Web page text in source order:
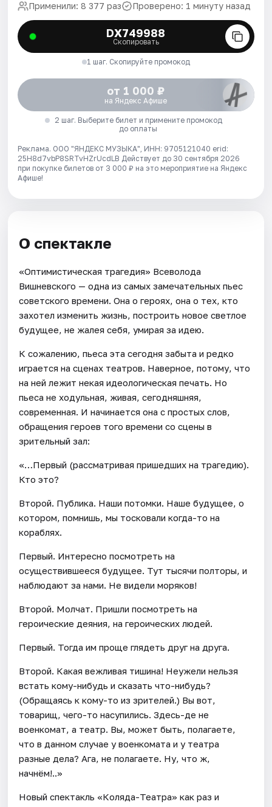
Применили: 8 377 раз Проверено: 1 минуту назад
DX749988
Скопировать
1 шаг. Скопируйте промокод
от 1 000 ₽
на Яндекс Афише
2 шаг. Выберите билет и примените промокод
до оплаты
Реклама. ООО "ЯНДЕКС МУЗЫКА", ИНН: 9705121040 erid:
25H8d7vbP8SRTvHZrUcdLB Действует до 30 сентября 2026
при покупке билетов от 3 000 ₽ на это мероприятие на Яндекс
Афише!
О спектакле
«Оптимистическая трагедия» Всеволода
Вишневского — одна из самых замечательных пьес
советского времени. Она о героях, она о тех, кто
захотел изменить жизнь, построить новое светлое
будущее, не жалея себя, умирая за идею.
К сожалению, пьеса эта сегодня забыта и редко
играется на сценах театров. Наверное, потому, что
на ней лежит некая идеологическая печать. Но
пьеса не ходульная, живая, сегодняшняя,
современная. И начинается она с простых слов,
обращения героев того времени со сцены в
зрительный зал:
«…Первый (рассматривая пришедших на трагедию).
Кто это?
Второй. Публика. Наши потомки. Наше будущее, о
котором, помнишь, мы тосковали когда-то на
кораблях.
Первый. Интересно посмотреть на
осуществившееся будущее. Тут тысячи полторы, и
наблюдают за нами. Не видели моряков!
Второй. Молчат. Пришли посмотреть на
героические деяния, на героических людей.
Первый. Тогда им проще глядеть друг на друга.
Второй. Какая вежливая тишина! Неужели нельзя
встать кому-нибудь и сказать что-нибудь?
(Обращаясь к кому-то из зрителей.) Вы вот,
товарищ, чего-то насупились. Здесь-де не
военкомат, а театр. Вы, может быть, полагаете,
что в данном случае у военкомата и у театра
разные дела? Ага, не полагаете. Ну, что ж,
начнём!..»
Новый спектакль «Коляда-Театра» как раз и